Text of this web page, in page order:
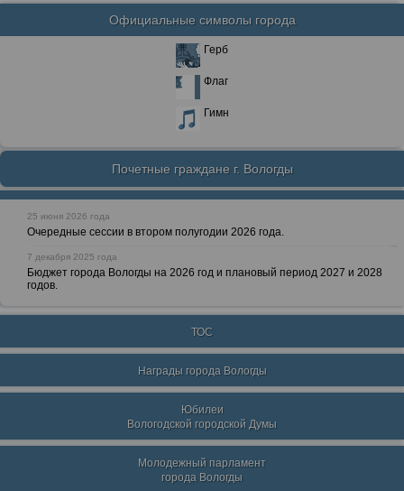
Официальные символы города
Герб
Флаг
Гимн
Почетные граждане г. Вологды
25 июня 2026 года
Очередные сессии в втором полугодии 2026 года.
7 декабря 2025 года
Бюджет города Вологды на 2026 год и плановый период 2027 и 2028
годов.
ТОС
Награды города Вологды
Юбилеи
Вологодской городской Думы
Молодежный парламент
города Вологды